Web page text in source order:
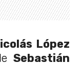
López
Sebastián